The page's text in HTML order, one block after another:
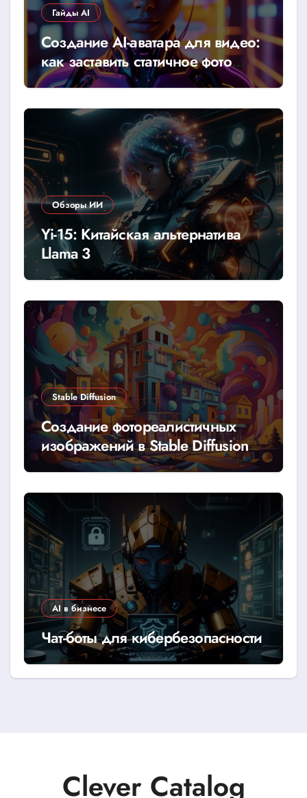
Гайды AI
Создание AI-аватара для видео:
как заставить статичное фото
говорить
Обзоры ИИ
Yi-15: Китайская альтернатива
Llama 3
Stable Diffusion
Создание фотореалистичных
изображений в Stable Diffusion
AI в бизнесе
Чат-боты для кибербезопасности
Clever Catalog